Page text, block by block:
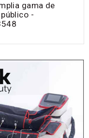
gama de
-